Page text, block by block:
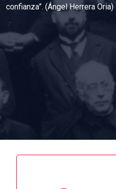
confianza”. (Ángel Herrera Oria)